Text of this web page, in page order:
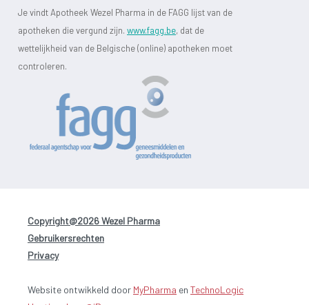
Je vindt Apotheek Wezel Pharma in de FAGG lijst van de
apotheken die vergund zijn. www.fagg.be, dat de
wettelijkheid van de Belgische (online) apotheken moet
controleren.
Copyright@2026 Wezel Pharma
Gebruikersrechten
Privacy
Website ontwikkeld door MyPharma en TechnoLogic